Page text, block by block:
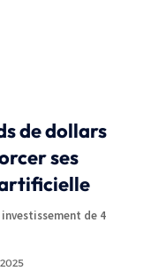
de dollars
ses
investissement de 4